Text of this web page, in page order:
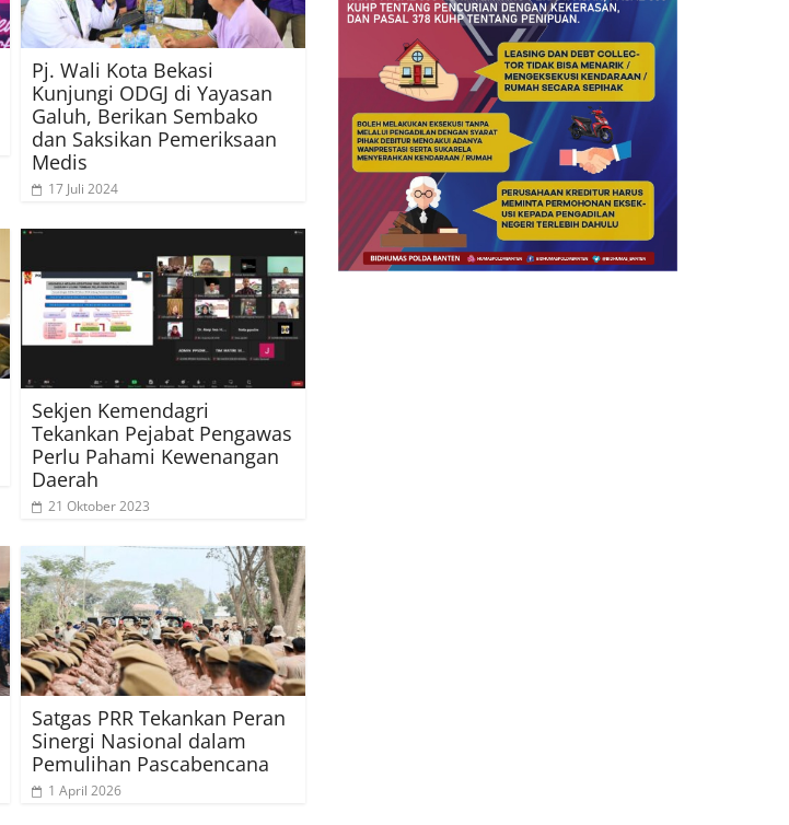
Pj. Wali Kota Bekasi
Kunjungi ODGJ di Yayasan
Galuh, Berikan Sembako
dan Saksikan Pemeriksaan
Medis
17 Juli 2024
Sekjen Kemendagri
Tekankan Pejabat Pengawas
Perlu Pahami Kewenangan
Daerah
21 Oktober 2023
Satgas PRR Tekankan Peran
Sinergi Nasional dalam
Pemulihan Pascabencana
1 April 2026